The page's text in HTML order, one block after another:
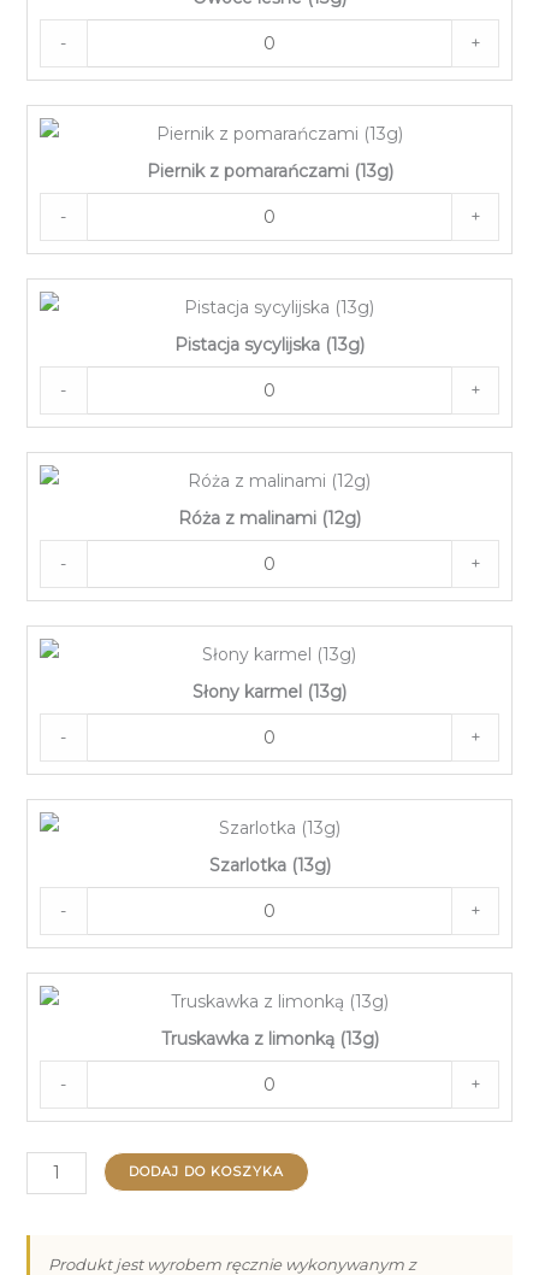
- +
Piernik z pomarańczami (13g)
- +
Pistacja sycylijska (13g)
- +
Róża z malinami (12g)
- +
Słony karmel (13g)
- +
Szarlotka (13g)
- +
Truskawka z limonką (13g)
- +
ilość
Praliny
Walentynki
DODAJ DO KOSZYKA
Produkt jest wyrobem ręcznie wykonywanym z